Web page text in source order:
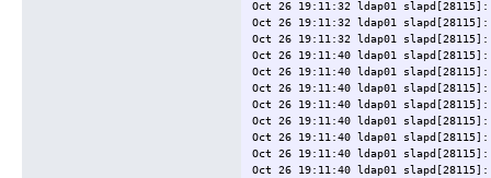
Oct 26 19:11:32 ldap01 slapd[28115]:
Oct 26 19:11:32 ldap01 slapd[28115]:
Oct 26 19:11:32 ldap01 slapd[28115]:
Oct 26 19:11:40 ldap01 slapd[28115]:
Oct 26 19:11:40 ldap01 slapd[28115]:
Oct 26 19:11:40 ldap01 slapd[28115]:
Oct 26 19:11:40 ldap01 slapd[28115]:
Oct 26 19:11:40 ldap01 slapd[28115]:
Oct 26 19:11:40 ldap01 slapd[28115]:
Oct 26 19:11:40 ldap01 slapd[28115]:
Oct 26 19:11:40 ldap01 slapd[28115]: